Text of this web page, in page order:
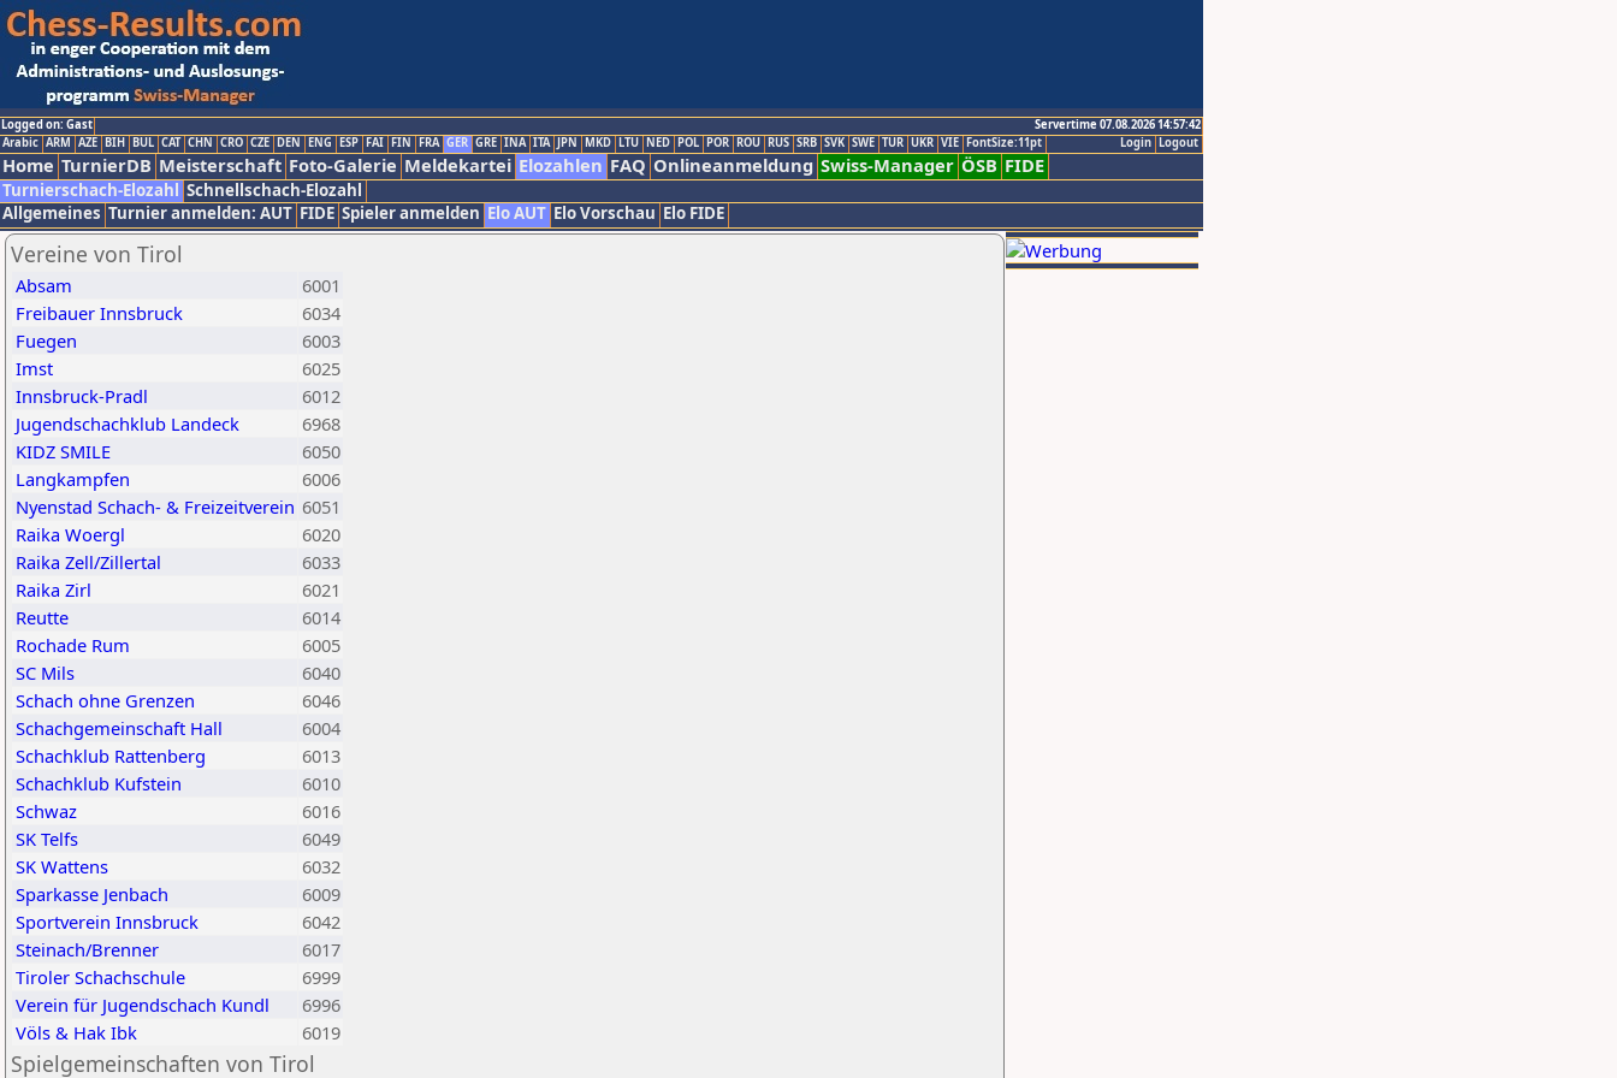
Logged on: Gast
Servertime 07.08.2026 14:57:42
Logout
Login
Arabic ARM AZE BIH BUL CAT CHN CRO CZE DEN ENG ESP FAI FIN FRA GER GRE INA ITA JPN MKD LTU NED POL POR ROU RUS SRB SVK SWE TUR UKR VIE FontSize:11pt
Home TurnierDB Meisterschaft Foto-Galerie Meldekartei Elozahlen FAQ Onlineanmeldung Swiss-Manager ÖSB FIDE
Turnierschach-Elozahl Schnellschach-Elozahl
Allgemeines Turnier anmelden: AUT FIDE Spieler anmelden Elo AUT Elo Vorschau Elo FIDE
Vereine von Tirol
Absam
6001
Freibauer Innsbruck
6034
Fuegen
6003
Imst
6025
Innsbruck-Pradl
6012
Jugendschachklub Landeck
6968
KIDZ SMILE
6050
Langkampfen
6006
Nyenstad Schach- & Freizeitverein 6051
Raika Woergl
6020
Raika Zell/Zillertal
6033
Raika Zirl
6021
Reutte
6014
Rochade Rum
6005
SC Mils
6040
Schach ohne Grenzen
6046
Schachgemeinschaft Hall
6004
Schachklub Rattenberg
6013
Schachklub Kufstein
6010
Schwaz
6016
SK Telfs
6049
SK Wattens
6032
Sparkasse Jenbach
6009
Sportverein Innsbruck
6042
Steinach/Brenner
6017
Tiroler Schachschule
6999
Verein für Jugendschach Kundl
6996
Völs & Hak Ibk
6019
Spielgemeinschaften von Tirol